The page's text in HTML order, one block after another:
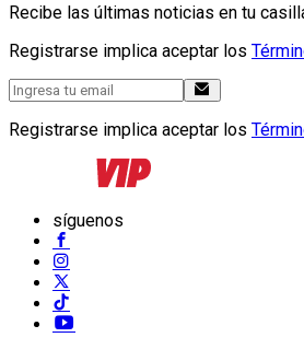
Recibe las últimas noticias en tu
Registrarse implica aceptar los
Registrarse implica aceptar los
síguenos